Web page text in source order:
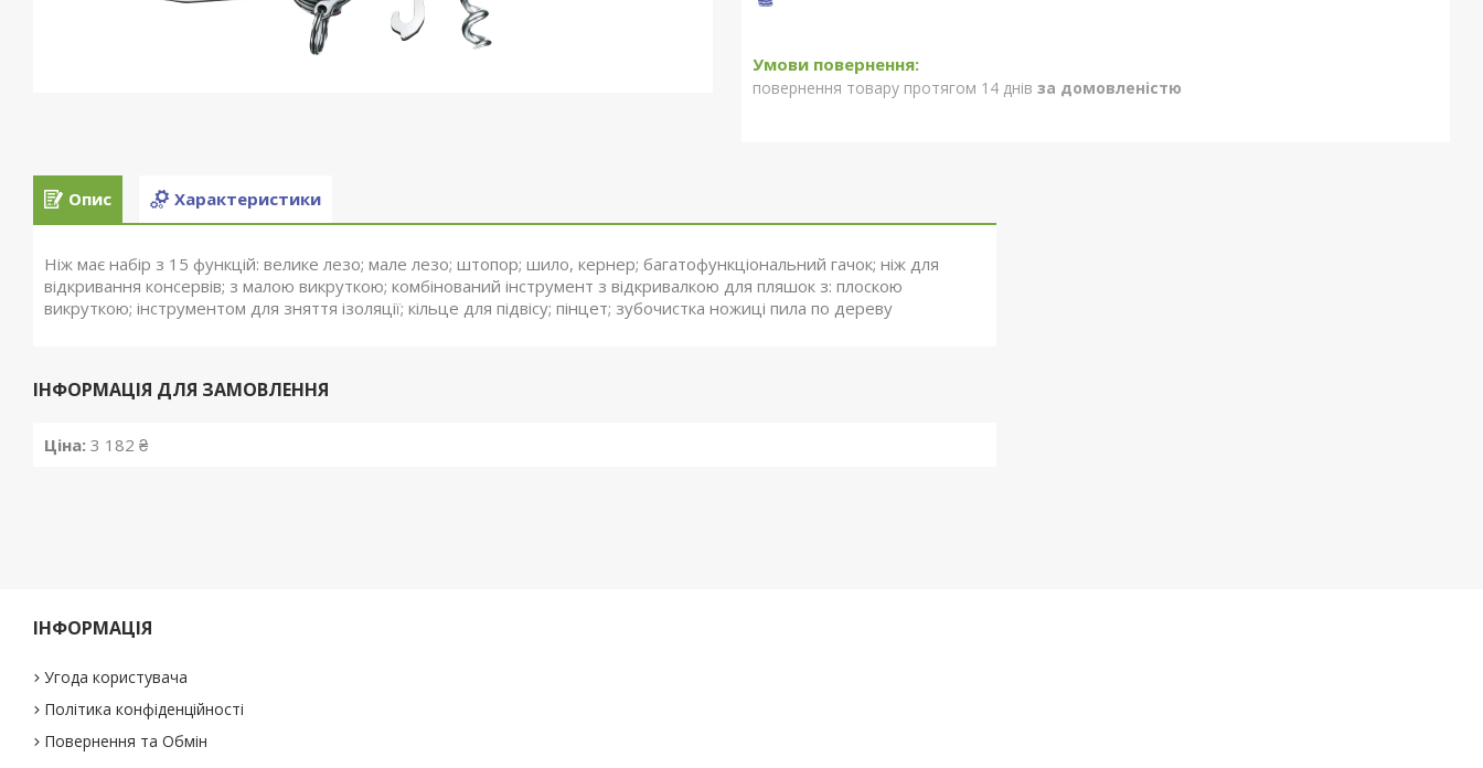
повернення товару протягом 14 днів за домовленістю
Опис Характеристики
Ніж має набір з 15 функцій: велике лезо; мале лезо; штопор; шило, кернер; багатофункціональний гачок; ніж для
відкривання консервів; з малою викруткою; комбінований інструмент з відкривалкою для пляшок з: плоскою
викруткою; інструментом для зняття ізоляції; кільце для підвісу; пінцет; зубочистка ножиці пила по дереву
ІНФОРМАЦІЯ ДЛЯ ЗАМОВЛЕННЯ
Ціна: 3 182 ₴
ІНФОРМАЦІЯ
Угода користувача
Політика конфіденційності
Повернення та Обмін